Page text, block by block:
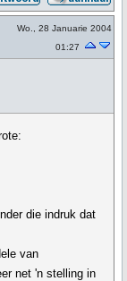
Wo., 28 Januarie 2004
01:27
die indruk dat
van
net 'n stelling in